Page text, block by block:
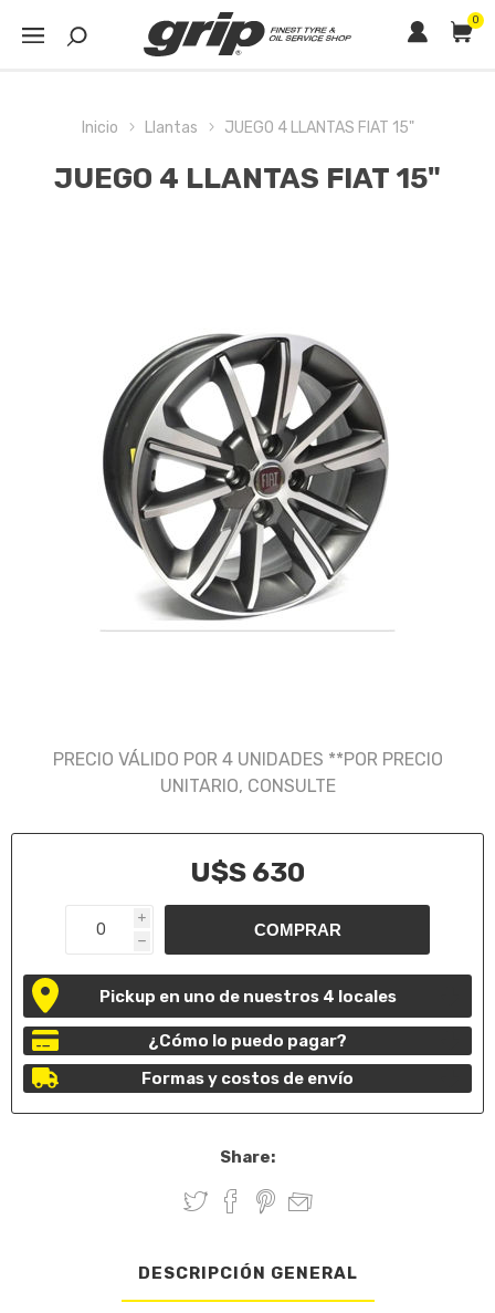
0
Inicio Llantas JUEGO 4 LLANTAS FIAT 15"
JUEGO 4 LLANTAS FIAT 15"
PRECIO VÁLIDO POR 4 UNIDADES **POR PRECIO
UNITARIO, CONSULTE
U$S 630
i
h
Pickup en uno de nuestros 4 locales
¿Cómo lo puedo pagar?
Formas y costos de envío
Share:
DESCRIPCIÓN GENERAL